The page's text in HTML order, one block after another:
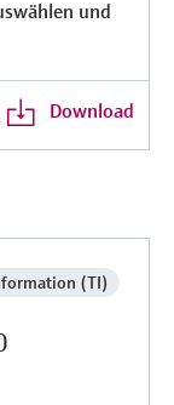
und
Download
(TI)